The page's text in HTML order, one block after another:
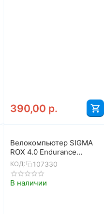
390,00 р.
Велокомпьютер SIGMA
ROX 4.0 Endurance
(чёрный)
КОД: 107330
В наличии